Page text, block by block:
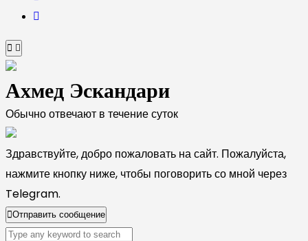
Ахмед Эскандари
Обычно отвечают в течение суток
Здравствуйте, добро пожаловать на сайт. Пожалуйста,
нажмите кнопку ниже, чтобы поговорить со мной через
Telegram.
Отправить сообщение